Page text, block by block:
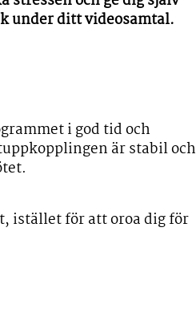
under ditt videosamtal.
i god tid och
är stabil och
istället för att oroa dig för